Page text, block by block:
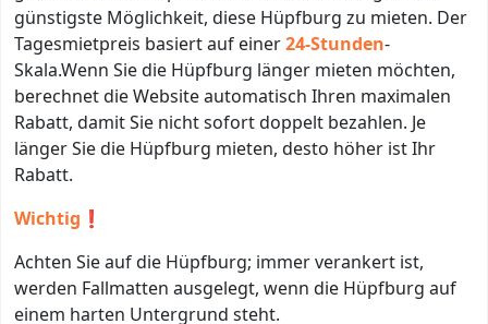
günstigste Möglichkeit, diese Hüpfburg zu mieten. Der
Tagesmietpreis basiert auf einer24-Stunden-
Skala.Wenn Sie die Hüpfburg länger mieten möchten,
berechnet die Website automatisch Ihren maximalen
Rabatt, damit Sie nicht sofort doppelt bezahlen. Je
länger Sie die Hüpfburg mieten, desto höher ist Ihr
Rabatt.
Wichtig ❗
Achten Sie auf die Hüpfburg; immer verankert ist,
werden Fallmatten ausgelegt, wenn die Hüpfburg auf
einem harten Untergrund steht.